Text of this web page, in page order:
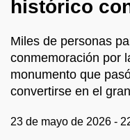
histórico
Miles de personas
conmemoración por
monumento que
convertirse en el
23 de mayo de 2026 -